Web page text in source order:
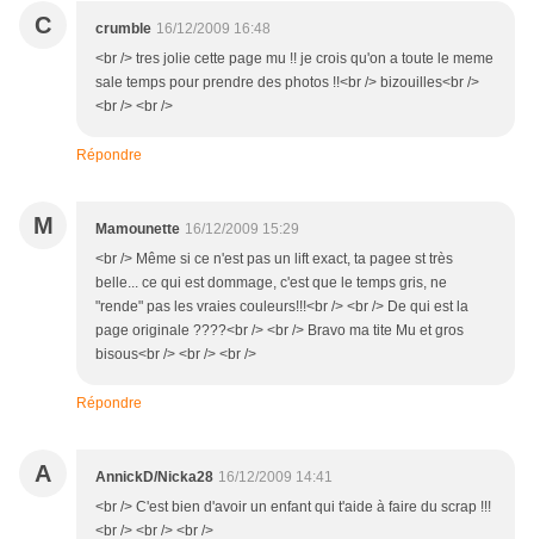
C crumble 16/12/2009 16:48
<br /> tres jolie cette page mu !! je crois qu'on a toute le meme
sale temps pour prendre des photos !!<br /> bizouilles<br />
<br /> <br />
Répondre
M Mamounette 16/12/2009 15:29
<br /> Même si ce n'est pas un lift exact, ta pagee st très
belle... ce qui est dommage, c'est que le temps gris, ne
"rende" pas les vraies couleurs!!!<br /> <br /> De qui est la
page originale ????<br /> <br /> Bravo ma tite Mu et gros
bisous<br /> <br /> <br />
Répondre
A AnnickD/Nicka28 16/12/2009 14:41
<br /> C'est bien d'avoir un enfant qui t'aide à faire du scrap !!!
<br /> <br /> <br />